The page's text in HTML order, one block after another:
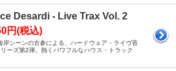
Desardi - Live Trax Vol. 2
円(税込)
岸シーンの古参による、ハードウェア・ライヴ音
ーズ第2弾。熱くパワフルなハウス・トラック